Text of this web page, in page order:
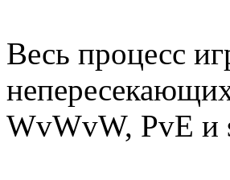
Весь процесс
WvWvW, PvE и